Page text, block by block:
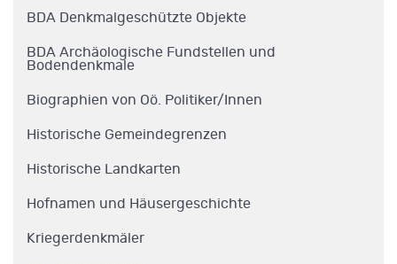
BDA Denkmalgeschützte Objekte
BDA Archäologische Fundstellen und
Bodendenkmale
Biographien von Oö. Politiker/Innen
Historische Gemeindegrenzen
Historische Landkarten
Hofnamen und Häusergeschichte
Kriegerdenkmäler